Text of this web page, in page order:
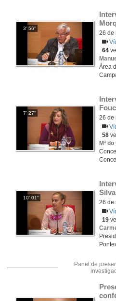
3' 56''
26 de
64
Área
7' 27''
26 de
58
Mª
10' 01''
26 de
19
Panel de